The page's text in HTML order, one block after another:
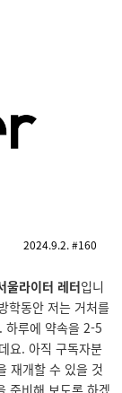
2024.9.2. #160
울라이터 레터입니
학동안 저는 거처를
하루에 약속을 2-5
요. 아직 구독자분
재개할 수 있을 것
준비해 보도록 하겠